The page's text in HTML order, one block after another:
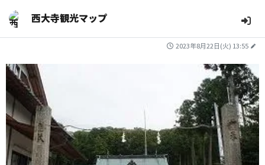
西大寺観光マップ
2023年8月22日(火) 13:55